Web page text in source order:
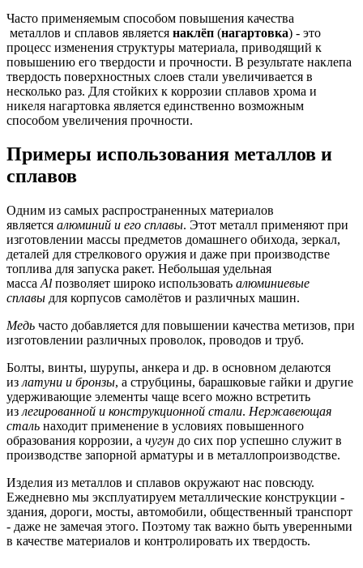
Часто применяемым способом повышения качества
металлов и сплавов является наклёп (нагартовка) - это
процесс изменения структуры материала, приводящий к
повышению его твердости и прочности. В результате наклепа
твердость поверхностных слоев стали увеличивается в
несколько раз. Для стойких к коррозии сплавов хрома и
никеля нагартовка является единственно возможным
способом увеличения прочности.
Примеры использования металлов и
сплавов
Одним из самых распространенных материалов
является алюминий и его сплавы. Этот металл применяют при
изготовлении массы предметов домашнего обихода, зеркал,
деталей для стрелкового оружия и даже при производстве
топлива для запуска ракет. Небольшая удельная
масса Al позволяет широко использовать алюминиевые
сплавы для корпусов самолётов и различных машин.
Медь часто добавляется для повышении качества метизов, при
изготовлении различных проволок, проводов и труб.
Болты, винты, шурупы, анкера и др. в основном делаются
из латуни и бронзы, а струбцины, барашковые гайки и другие
удерживающие элементы чаще всего можно встретить
из легированной и конструкционной стали. Нержавеющая
сталь находит применение в условиях повышенного
образования коррозии, а чугун до сих пор успешно служит в
производстве запорной арматуры и в металлопроизводстве.
Изделия из металлов и сплавов окружают нас повсюду.
Ежедневно мы эксплуатируем металлические конструкции -
здания, дороги, мосты, автомобили, общественный транспорт
- даже не замечая этого. Поэтому так важно быть уверенными
в качестве материалов и контролировать их твердость.